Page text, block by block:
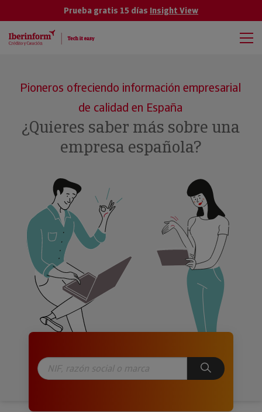
Prueba gratis 15 días Insight View
Pioneros ofreciendo información empresarial
de calidad en España
¿Quieres saber más sobre una
empresa española?